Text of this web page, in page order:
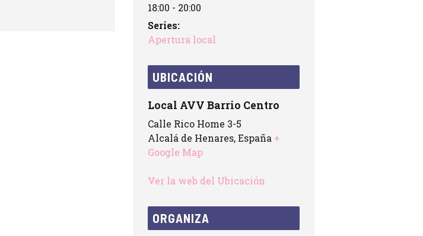
18:00 - 20:00
Series:
Apertura local
UBICACIÓN
Local AVV Barrio Centro
Calle Rico Home 3-5
Alcalá de Henares,España +
Google Map
Ver la web del Ubicación
ORGANIZA